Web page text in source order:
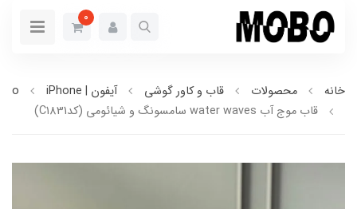
0
خانه محصولات قاب و کاور گوشی آیفون | iPhone
قاب موج آب water waves سامسونگ و شیائومی (کدC1831)